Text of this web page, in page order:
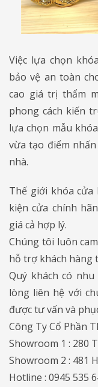
Việc lựa chọn
bảo vệ an toàn
cao giá trị thẩm
phong cách kiến
lựa chọn mẫu
vừa tạo điểm
nhà.
Thế giới khóa cửa
kiện cửa chính
giá cả hợp lý.
Chúng tôi luôn
hỗ trợ khách hàng
Quý khách có
lòng liên hệ với
được tư vấn và
Công Ty Cổ Phần
Showroom 1 : 280
Showroom 2 : 481
Hotline : 0945 535